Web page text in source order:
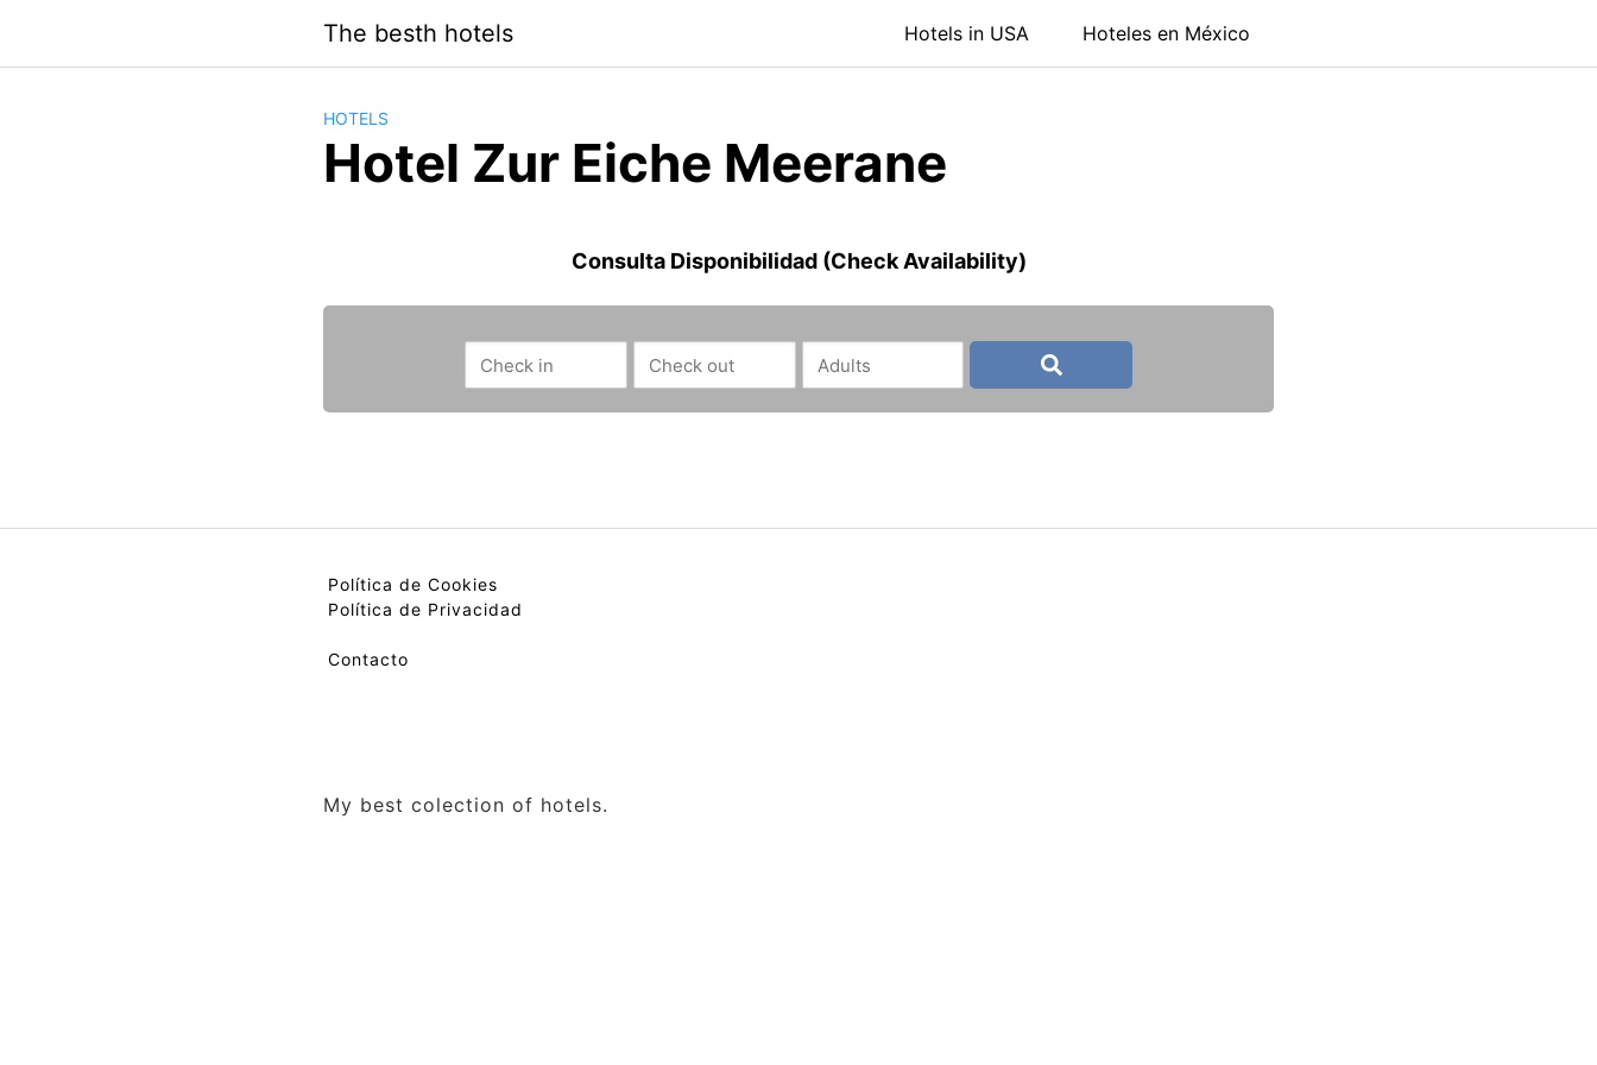
contenido
The besth hotels Hotels in USA Hoteles en México
HOTELS
Hotel Zur Eiche Meerane
Consulta Disponibilidad (Check Availability)
Política de Cookies
Política de Privacidad
Contacto
My best colection of hotels.